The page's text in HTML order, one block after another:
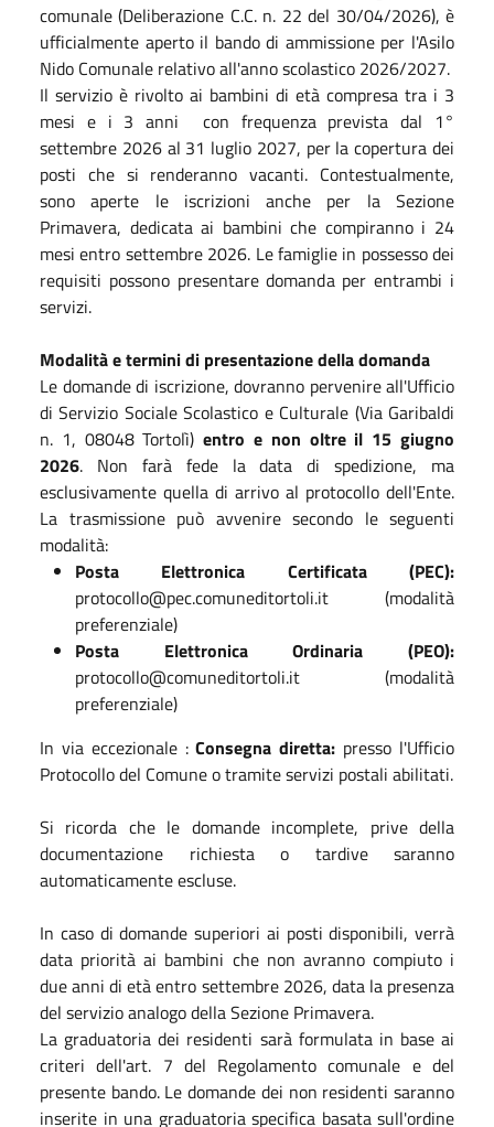
comunale (Deliberazione C.C. n. 22 del 30/04/2026), è
ufficialmente aperto il bando di ammissione per l'Asilo
Nido Comunale relativo all'anno scolastico 2026/2027.
Il servizio è rivolto ai bambini di età compresa tra i 3
mesi e i 3 anni con frequenza prevista dal 1°
settembre 2026 al 31 luglio 2027, per la copertura dei
posti che si renderanno vacanti. Contestualmente,
sono aperte le iscrizioni anche per la Sezione
Primavera, dedicata ai bambini che compiranno i 24
mesi entro settembre 2026. Le famiglie in possesso dei
requisiti possono presentare domanda per entrambi i
servizi.
Modalità e termini di presentazione della domanda
Le domande di iscrizione, dovranno pervenire all'Ufficio
di Servizio Sociale Scolastico e Culturale (Via Garibaldi
n. 1, 08048 Tortolì)entro e non oltre il 15 giugno
2026. Non farà fede la data di spedizione, ma
esclusivamente quella di arrivo al protocollo dell'Ente.
La trasmissione può avvenire secondo le seguenti
modalità:
Posta Elettronica Certificata (PEC):
protocollo@pec.comuneditortoli.it (modalità
preferenziale)
Posta Elettronica Ordinaria (PEO):
protocollo@comuneditortoli.it (modalità
preferenziale)
In via eccezionale :Consegna diretta: presso l'Ufficio
Protocollo del Comune o tramite servizi postali abilitati.
Si ricorda che le domande incomplete, prive della
documentazione richiesta o tardive saranno
automaticamente escluse.
In caso di domande superiori ai posti disponibili, verrà
data priorità ai bambini che non avranno compiuto i
due anni di età entro settembre 2026, data la presenza
del servizio analogo della Sezione Primavera.
La graduatoria dei residenti sarà formulata in base ai
criteri dell'art. 7 del Regolamento comunale e del
presente bando. Le domande dei non residenti saranno
inserite in una graduatoria specifica basata sull'ordine